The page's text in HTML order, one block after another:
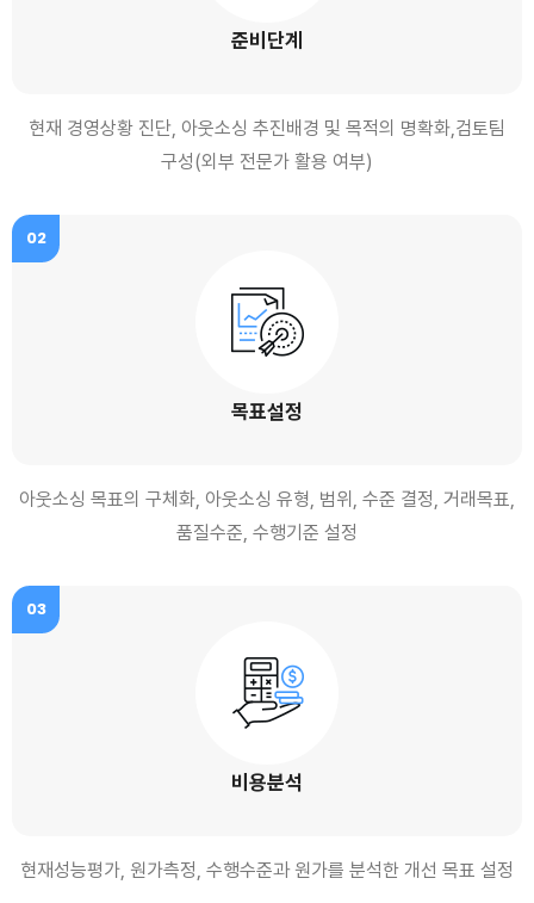
준비단계
현재 경영상황 진단, 아웃소싱 추진배경 및 목적의 명확화,검토팀
구성(외부 전문가 활용 여부)
02
목표설정
아웃소싱 목표의 구체화, 아웃소싱 유형, 범위, 수준 결정, 거래목표,
품질수준, 수행기준 설정
03
비용분석
현재성능평가, 원가측정, 수행수준과 원가를 분석한 개선 목표 설정